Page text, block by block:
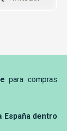
para compras
España dentro